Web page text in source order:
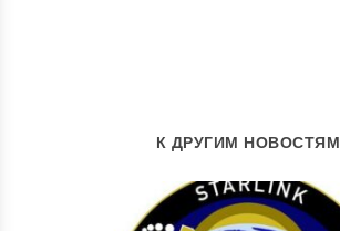
К ДРУГИМ НОВОСТЯМ